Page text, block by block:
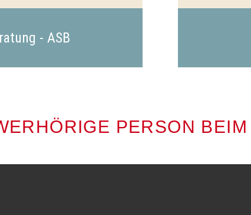
- ASB
PERSON